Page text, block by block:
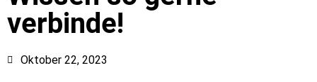
verbinde!
Oktober 22, 2023